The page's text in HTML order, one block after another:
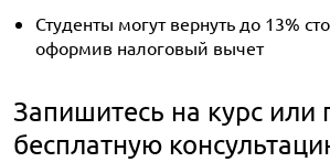
Студенты могут вернуть до 13%
оформив налоговый вычет
Запишитесь на курс или
бесплатную